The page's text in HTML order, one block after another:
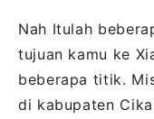
Nah Itulah
tujuan kamu ke
beberapa titik.
di kabupaten